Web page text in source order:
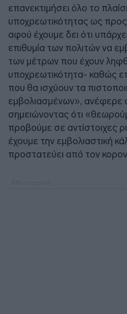
επανεκτιμήσει όλο το
υποχρεωτικότητας ως
αφού έχουμε δει ότι
επιθυμία των πολιτών να
των μέτρων που έχουν
υποχρεωτικότητα- καθώς
που θα ισχύουν τα
εμβολιασμένων», ανέφερε
σημειώνοντας ότι
προβούμε σε αντίστοιχες
έχουμε την εμβολιαστική
προστατεύει από τον